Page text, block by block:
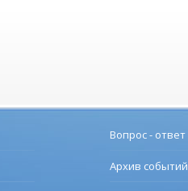
Вопрос - ответ
Архив событий